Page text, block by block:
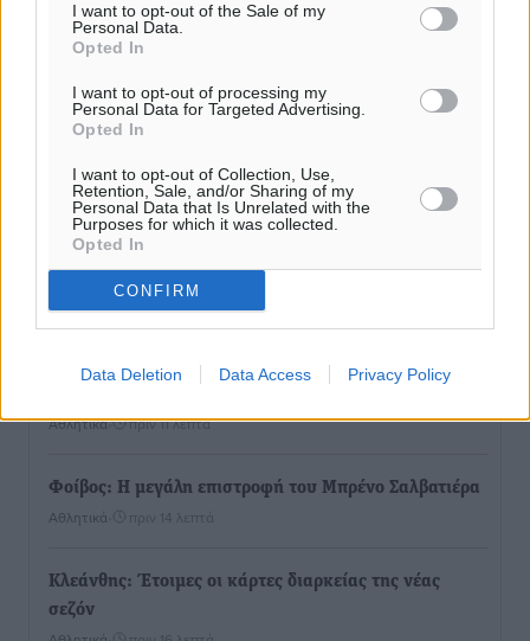
I want to opt-out of the Sale of my
Personal Data.
Opted In
I want to opt-out of processing my
Personal Data for Targeted Advertising.
Opted In
I want to opt-out of Collection, Use,
Retention, Sale, and/or Sharing of my
Personal Data that Is Unrelated with the
Purposes for which it was collected.
Opted In
CONFIRM
Data Deletion Data Access Privacy Policy
Ροή ειδήσεων
Πάνθηρες: Ξεκίνησαν αισιόδοξοι για την παρθενική
“πτήση” τους
πριν 8 λεπτά
Άρης Αρχαγγέλου: Στο πλευρό του άτυχου Ιάκωβου
Αθλητικά• πριν 11 λεπτά
Φοίβος: Η μεγάλη επιστροφή του Μπρένο Σαλβατιέρα
Αθλητικά πριν 14 λεπτά
Κλεάνθης: Έτοιμες οι κάρτες διαρκείας της νέας
σεζόν